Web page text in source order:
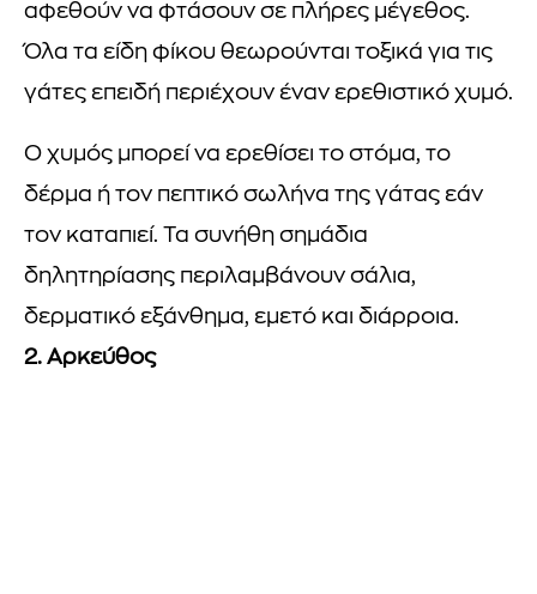
αφεθούν να φτάσουν σε πλήρες μέγεθος.
Όλα τα είδη φίκου θεωρούνται τοξικά για τις
γάτες επειδή περιέχουν έναν ερεθιστικό χυμό.
Ο χυμός μπορεί να ερεθίσει το στόμα, το
δέρμα ή τον πεπτικό σωλήνα της γάτας εάν
τον καταπιεί. Τα συνήθη σημάδια
δηλητηρίασης περιλαμβάνουν σάλια,
δερματικό εξάνθημα, εμετό και διάρροια.
2. Αρκεύθος